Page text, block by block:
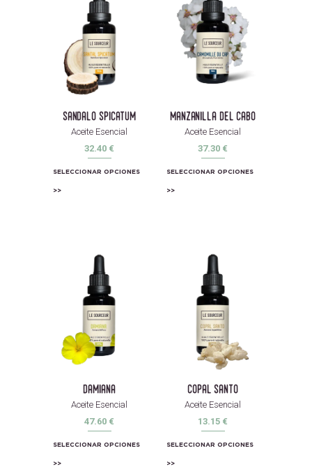
sandalo spicatum
Aceite Esencial
32.40 €
SELECCIONAR OPCIONES
manzanilla del cabo
Aceite Esencial
37.30 €
SELECCIONAR OPCIONES
damiana
Aceite Esencial
47.60 €
SELECCIONAR OPCIONES
copal santo
Aceite Esencial
13.15 €
SELECCIONAR OPCIONES